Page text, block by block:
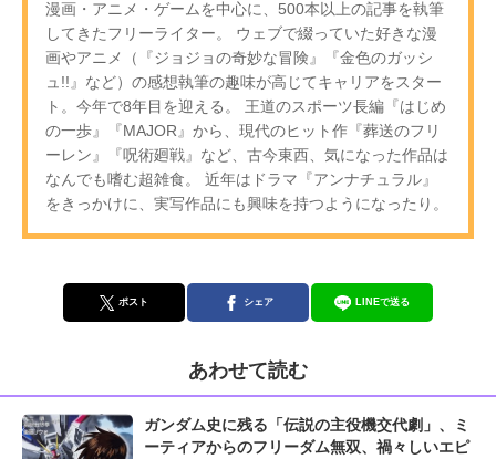
漫画・アニメ・ゲームを中心に、500本以上の記事を執筆
してきたフリーライター。 ウェブで綴っていた好きな漫
画やアニメ（『ジョジョの奇妙な冒険』『金色のガッシ
ュ!!』など）の感想執筆の趣味が高じてキャリアをスター
ト。今年で8年目を迎える。 王道のスポーツ長編『はじめ
の一歩』『MAJOR』から、現代のヒット作『葬送のフリ
ーレン』『呪術廻戦』など、古今東西、気になった作品は
なんでも嗜む超雑食。 近年はドラマ『アンナチュラル』
をきっかけに、実写作品にも興味を持つようになったり。
ポスト シェア LINEで送る
あわせて読む
ガンダム史に残る「伝説の主役機交代劇」、ミ
ーティアからのフリーダム無双、禍々しいエピ